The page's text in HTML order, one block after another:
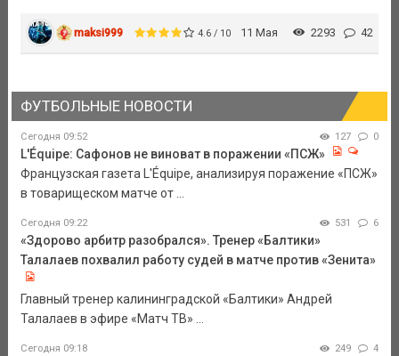
maksi999 4.6 / 10 11 Мая 2293 42
ФУТБОЛЬНЫЕ НОВОСТИ
Сегодня 09:52 127 0
L'Équipe: Сафонов не виноват в поражении «ПСЖ»
Французская газета L'Équipe, анализируя поражение «ПСЖ»
в товарищеском матче от ...
Сегодня 09:22 531 6
«Здорово арбитр разобрался». Тренер «Балтики»
Талалаев похвалил работу судей в матче против «Зенита»
Главный тренер калининградской «Балтики» Андрей
Талалаев в эфире «Матч ТВ» ...
Сегодня 09:18 249 4